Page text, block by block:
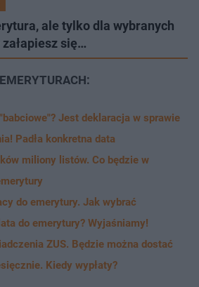
ale tylko dla wybranych
się…
Jest deklaracja w sprawie
Padła konkretna data
miliony listów. Co będzie w
do emerytury. Jak wybrać
do emerytury? Wyjaśniamy!
ZUS. Będzie można dostać
Kiedy wypłaty?